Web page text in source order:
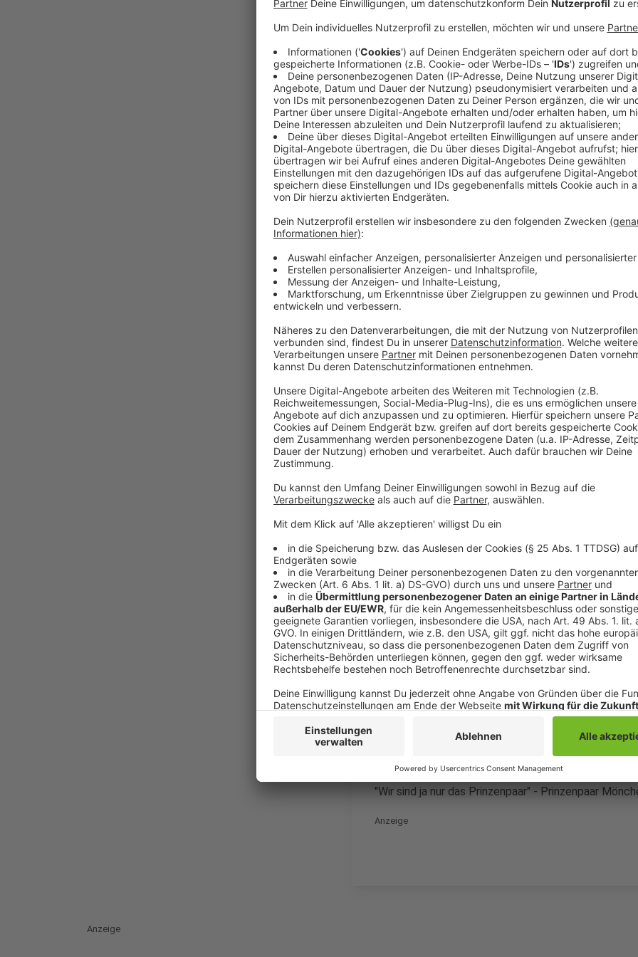
wäre. Ist sie aber nicht, wissen auch unsere
Thorsten.
Anzeige
RADIO 90,1 | Podcast zum
Prinzenpaar
Und deshalb werden die beiden, die ja schon in der
Mönchengladbach waren, nicht müde,
Mitsingen zuhause. Balsam für die Seele aller
„Wir sind ja nur das Prinzenpaar“
Anzeige
Prinz Axel der Erste und Prinz
90,1
Wir sind ja nur das Prinzenpaar
Anzeige
Wir benötigen Ihre
den YouTube
laden!
Wir verwenden einen
Drittanbieters, um
einzubetten. Dieser
Ihren Aktivitäten
die Details durch und
Nutzung des Service zu,
Akzeptieren
"Wir sind ja nur das Prinzenpaar" - Prinzenpaar
Anzeige
Anzeige